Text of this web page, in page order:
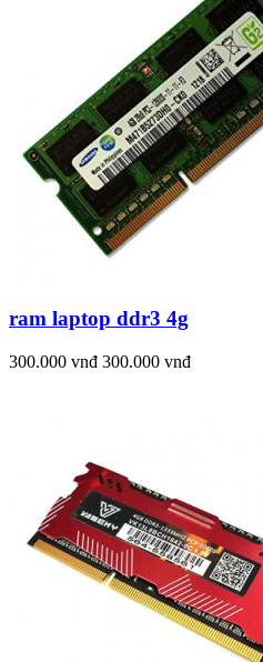
ram laptop ddr3 4g
300.000 vnđ 300.000 vnđ